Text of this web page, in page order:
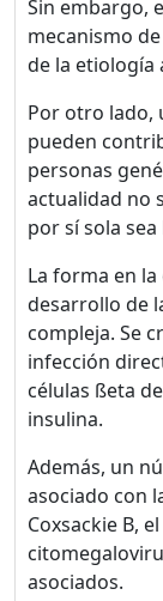
Sin embargo,
mecanismo
de la etiología
Por otro lado,
pueden
personas
actualidad no
por sí sola
La forma en
desarrollo de
compleja. Se
infección
células ßeta
insulina.
Además, un
asociado con
Coxsackie B,
asociados.